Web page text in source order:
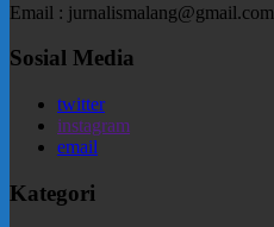
Email : jurnalismalang@gmail.com
Sosial Media
twitter
instagram
email
Kategori